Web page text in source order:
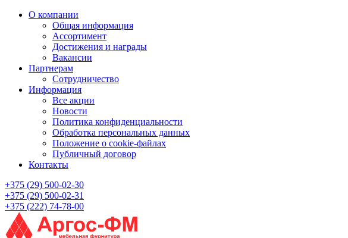
О компании
Общая информация
Ассортимент
Достижения и награды
Вакансии
Партнерам
Сотрудничество
Информация
Все акции
Новости
Политика конфиденциальности
Обработка персональных данных
Положение о cookie-файлах
Публичный договор
Контакты
+375 (29) 500-02-30
+375 (29) 500-02-31
+375 (222) 74-78-00